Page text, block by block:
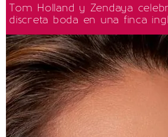
Tom Holland y Zendaya
discreta boda en una finca